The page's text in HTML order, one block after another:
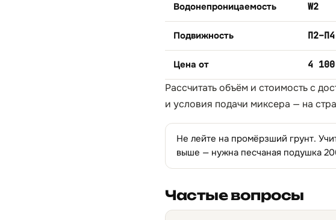
Водонепроницаемость W2
Подвижность П2–П4
Цена от 4
Рассчитать объём и стоимость с
и условия подачи миксера — на
Не лейте на промёрзший грунт.
выше — нужна песчаная подушка
Частые вопросы